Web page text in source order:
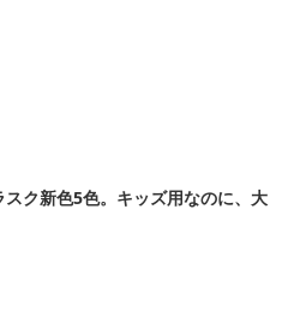
スク新色5色。キッズ用なのに、大